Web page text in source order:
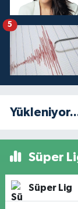
5
Süper
Süper Lig